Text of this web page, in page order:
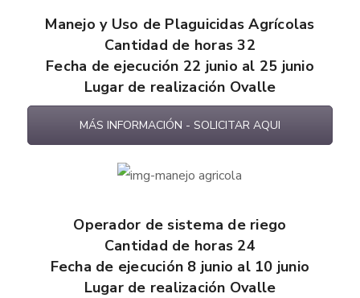
Manejo y Uso de Plaguicidas Agrícolas
Cantidad de horas 32
Fecha de ejecución 22 junio al 25 junio
Lugar de realización Ovalle
MÁS INFORMACIÓN - SOLICITAR AQUI
Operador de sistema de riego
Cantidad de horas 24
Fecha de ejecución 8 junio al 10 junio
Lugar de realización Ovalle